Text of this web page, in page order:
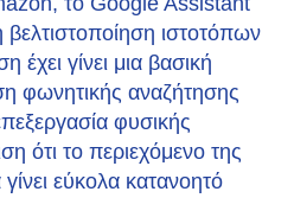
ιστοτόπων
έχει γίνει μια βασική
φωνητικής αναζήτησης
φυσικής
ότι το περιεχόμενο της
εύκολα κατανοητό